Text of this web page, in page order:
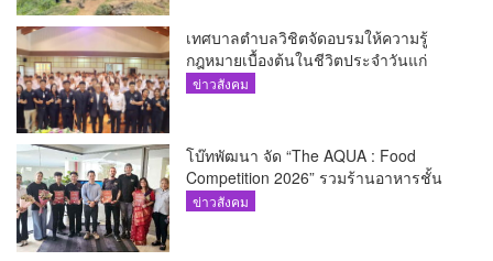
เทศบาลตำบลวิชิตจัดอบรมให้ความรู้
กฎหมายเบื้องต้นในชีวิตประจำวันแก่
เยาวชน
ข่าวสังคม
โบ๊ทพัฒนา จัด “The AQUA : Food
Competition 2026” รวมร้านอาหารชั้น
นำของ The Shopps at The AQUA ชู
ข่าวสังคม